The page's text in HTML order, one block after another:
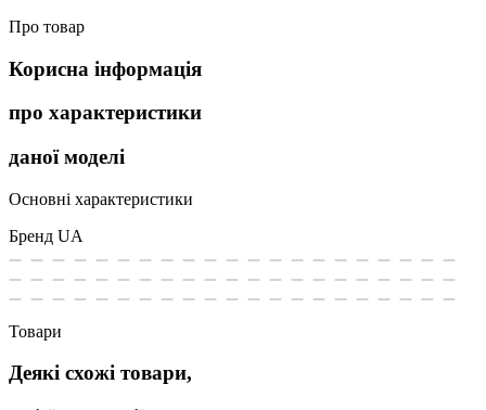
Про товар
Корисна інформація
про характеристики
даної моделі
Основні характеристики
Бренд UA
Товари
Деякі схожі товари,